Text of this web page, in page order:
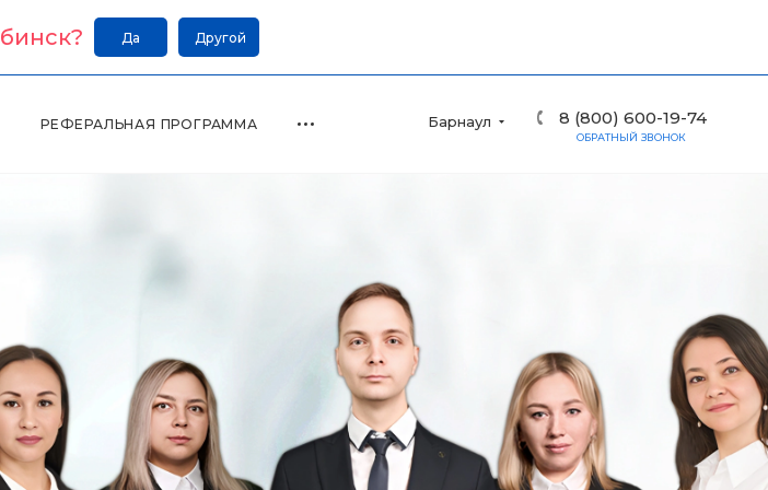
? Да Другой
Барнаул 8 (800) 600-19-74
РЕФЕРАЛЬНАЯ ПРОГРАММА
ОБРАТНЫЙ ЗВОНОК